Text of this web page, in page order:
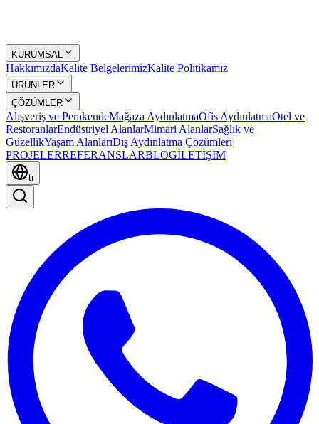
KURUMSAL
HakkımızdaKalite BelgelerimizKalite Politikamız
ÜRÜNLER
ÇÖZÜMLER
Alışveriş ve PerakendeMağaza AydınlatmaOfis AydınlatmaOtel ve
RestoranlarEndüstriyel AlanlarMimari AlanlarSağlık ve
GüzellikYaşam AlanlarıDış Aydınlatma Çözümleri
PROJELERREFERANSLARBLOGİLETİŞİM
tr